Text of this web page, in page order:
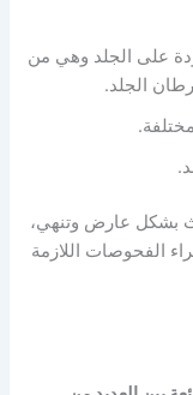
على الجلد وهي من
الجلد.
بشكل عارض وتنهي،
الفحوصات اللازمة